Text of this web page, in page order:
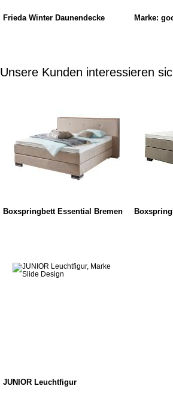
Frieda Winter Daunendecke Marke:
Unsere Kunden interessieren
Boxspringbett Essential Bremen
JUNIOR Leuchtfigur